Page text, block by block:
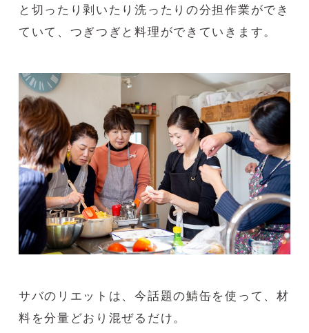
と切ったり剥いたり洗ったりの分担作業ができ
ていて、つぎつぎと料理ができていきます。
サバのリエットは、今話題の鯖缶を使って、材
料を分量どおり混ぜるだけ。